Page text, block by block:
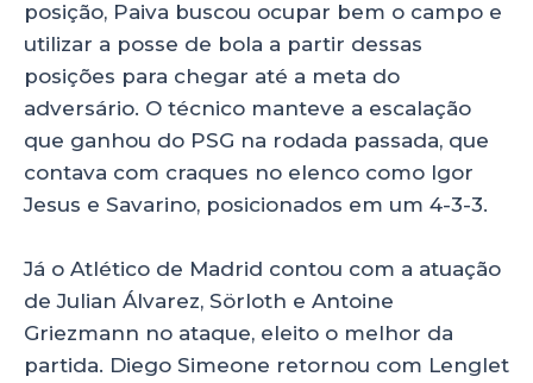
posição, Paiva buscou ocupar bem o campo e
utilizar a posse de bola a partir dessas
posições para chegar até a meta do
adversário. O técnico manteve a escalação
que ganhou do PSG na rodada passada, que
contava com craques no elenco como Igor
Jesus e Savarino, posicionados em um 4-3-3.
Já o Atlético de Madrid contou com a atuação
de Julian Álvarez, Sörloth e Antoine
Griezmann no ataque, eleito o melhor da
partida. Diego Simeone retornou com Lenglet